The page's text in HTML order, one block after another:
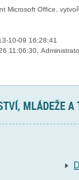
Microsoft Office,
10-09 16:28:41
11:06:30,
MLÁDEŽE A